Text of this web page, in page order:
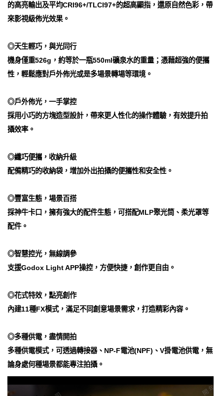
的高亮輸出及平均CRI96+/TLCI97+的超高顯指，還原自然色彩，帶
來影視級佈光效果。
◎天生輕巧，與光同行
機身僅重526g，約等於一瓶550ml礦泉水的重量；憑藉超強的便攜
性，輕鬆應對戶外佈光或是多場景轉場等環境。
◎戶外佈光，一手掌控
採用小巧的方塊造型設計，帶來更人性化的操作體驗，有效提升拍
攝效率。
◎纖巧便攜，收納升級
配備精巧的收納袋，增加外出拍攝的便攜性和安全性。
◎豐富生態，場景百搭
採神牛卡口，擁有強大的配件生態，可搭配MLP聚光筒、柔光罩等
配件。
◎智慧控光，無線調參
支援Godox Light APP操控，方便快捷，創作更自由。
◎花式特效，點亮創作
內建11種FX模式，滿足不同創意場景需求，打造精彩內容。
◎多種供電，盡情開拍
多種供電模式，可透過轉接器、NP-F電池(NPF)、V掛電池供電，無
論身處何種場景都能專注拍攝。